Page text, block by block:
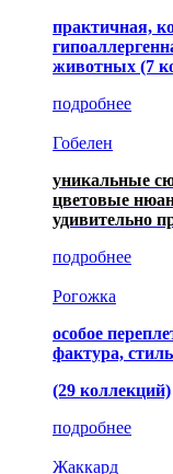
практичная,
животных (7
подробнее
Гобелен
уникальные
цветовые
удивительно
подробнее
Рогожка
особое
фактура,
(29 коллекций)
подробнее
Жаккард